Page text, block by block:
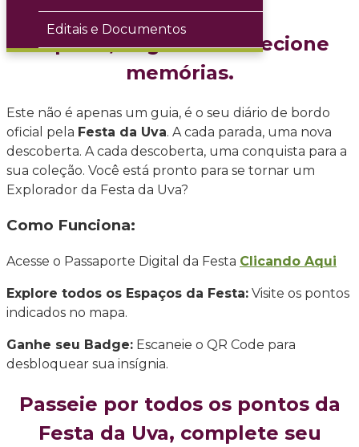
Editais e Documentos
experiências!
Explore, deguste e colecione
memórias.
Este não é apenas um guia, é o seu diário de bordo
oficial pela Festa da Uva. A cada parada, uma nova
descoberta. A cada descoberta, uma conquista para a
sua coleção. Você está pronto para se tornar um
Explorador da Festa da Uva?
Como Funciona:
Acesse o Passaporte Digital da Festa Clicando Aqui
Explore todos os Espaços da Festa: Visite os pontos
indicados no mapa.
Ganhe seu Badge: Escaneie o QR Code para
desbloquear sua insígnia.
Passeie por todos os pontos da
Festa da Uva, complete seu